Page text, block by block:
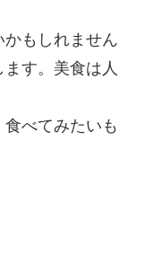
もしれません
す。美食は人
べてみたいも